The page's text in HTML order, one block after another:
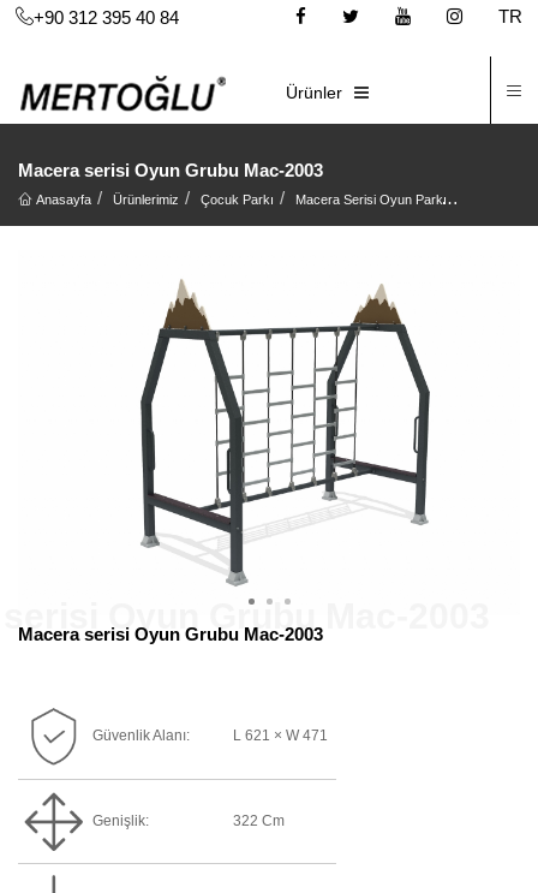
+90 312 395 40 84
TR
Ürünler
Macera serisi Oyun Grubu Mac-2003
Anasayfa Ürünlerimiz Çocuk Parkı Macera Serisi Oyun Parkı
Macera serisi Oyun Grubu Mac-2003
Güvenlik Alanı: L 621 × W 471
Genişlik: 322 Cm